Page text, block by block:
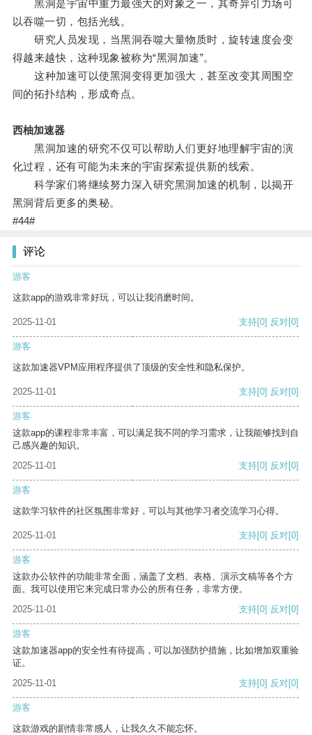
黑洞是宇宙中重力最强大的对象之一，其奇异引力场可
以吞噬一切，包括光线。
研究人员发现，当黑洞吞噬大量物质时，旋转速度会变
得越来越快，这种现象被称为“黑洞加速”。
这种加速可以使黑洞变得更加强大，甚至改变其周围空
间的拓扑结构，形成奇点。
西柚加速器
黑洞加速的研究不仅可以帮助人们更好地理解宇宙的演
化过程，还有可能为未来的宇宙探索提供新的线索。
科学家们将继续努力深入研究黑洞加速的机制，以揭开
黑洞背后更多的奥秘。
#44#
评论
游客
这款app的游戏非常好玩，可以让我消磨时间。
2025-11-01 支持[0] 反对[0]
游客
这款加速器VPM应用程序提供了顶级的安全性和隐私保护。
2025-11-01 支持[0] 反对[0]
游客
这款app的课程非常丰富，可以满足我不同的学习需求，让我能够找到自
己感兴趣的知识。
2025-11-01
支持[0] 反对[0]
游客
这款学习软件的社区氛围非常好，可以与其他学习者交流学习心得。
2025-11-01 支持[0] 反对[0]
游客
这款办公软件的功能非常全面，涵盖了文档、表格、演示文稿等各个方
面。我可以使用它来完成日常办公的所有任务，非常方便。
2025-11-01
支持[0] 反对[0]
游客
这款加速器app的安全性有待提高，可以加强防护措施，比如增加双重验
证。
2025-11-01
支持[0] 反对[0]
游客
这款游戏的剧情非常感人，让我久久不能忘怀。